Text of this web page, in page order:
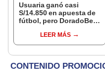
Usuaria ganó casi
S/14.850 en apuesta de
fútbol, pero DoradoBet
Indecopi multó a la
empresa con más de S/
LEER MÁS